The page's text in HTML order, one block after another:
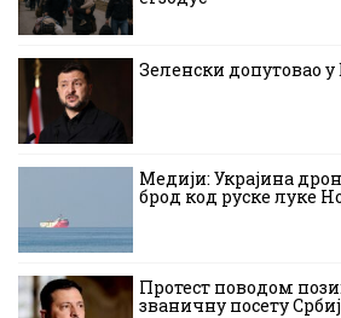
Зеленски допутовао
Медији: Украјина
брод код руске луке
Протест поводом
званичну посету